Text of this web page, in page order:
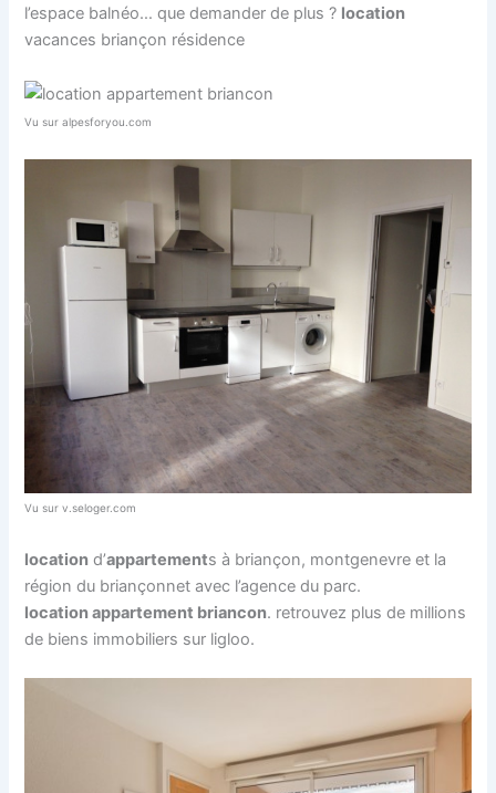
l’espace balnéo… que demander de plus ? location
vacances briançon résidence
Vu sur alpesforyou.com
Vu sur v.seloger.com
location d’appartements à briançon, montgenevre et la
région du briançonnet avec l’agence du parc.
location appartement briancon. retrouvez plus de millions
de biens immobiliers sur ligloo.